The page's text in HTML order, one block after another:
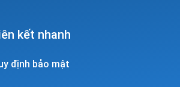
kết nhanh
định bảo mật